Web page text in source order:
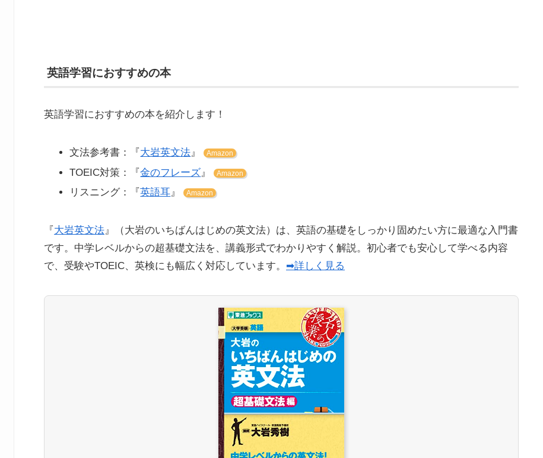
英語学習におすすめの本
英語学習におすすめの本を紹介します！
文法参考書：『 大岩英文法』 Amazon
TOEIC対策：『金のフレーズ 』 Amazon
リスニング：『英語耳』 Amazon
『 大岩英文法』（大岩のいちばんはじめの英文法）は、英語の基礎をしっかり固めたい方に最適な入門書
です。中学レベルからの超基礎文法を、講義形式でわかりやすく解説。初心者でも安心して学べる内容
で、受験やTOEIC、英検にも幅広く対応しています。 ➡詳しく見る